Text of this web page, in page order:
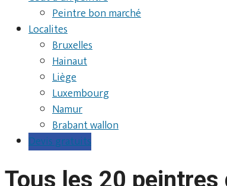
Peintre bon marché
Localites
Bruxelles
Hainaut
Liège
Luxembourg
Namur
Brabant wallon
Devis gratuits
Tous les 20 peintres